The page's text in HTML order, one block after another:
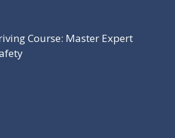
Course: Master Expert